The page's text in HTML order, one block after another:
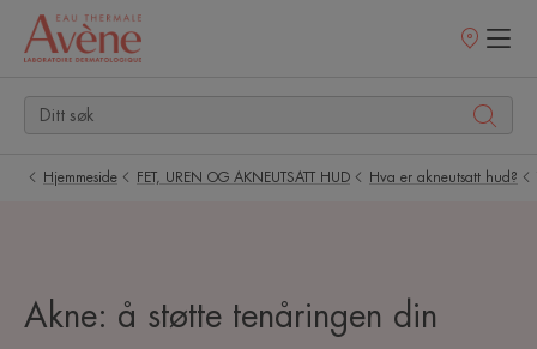
Utsalgssteder
Hjemmeside FET, UREN OG AKNEUTSATT HUD Hva er akneutsatt hud?
Akne: å støtte tenåringen din